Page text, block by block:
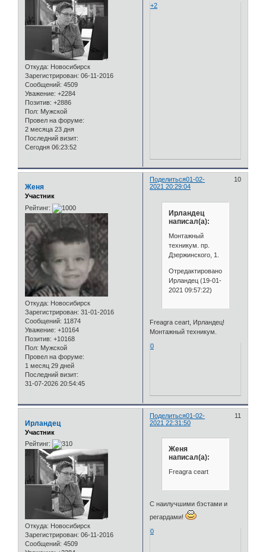
Откуда: Новосибирск
Зарегистрирован: 06-11-2016
Сообщений: 4509
Уважение: +2284
Позитив: +2886
Пол: Мужской
Провел на форуме:
2 месяца 23 дня
Последний визит:
Сегодня 06:23:52
+2
Поделиться 10
01-02-
2021 20:29:04
Женя
Участник
Рейтинг:
Откуда: Новосибирск
Зарегистрирован: 31-01-2016
Сообщений: 11874
Уважение: +10164
Позитив: +10168
Пол: Мужской
Провел на форуме:
1 месяц 29 дней
Последний визит:
31-07-2026 20:54:45
Ирландец
написал(а):
Монтажный
техникум. пр.
Дзержинского, 1.
Отредактировано
Ирландец (19-01-
2021 09:57:22)
Freagra ceart, Ирландец!
Монтажный техникум.
0
Поделиться 11
01-02-
2021 22:31:50
Ирландец
Участник
Рейтинг:
Откуда: Новосибирск
Зарегистрирован: 06-11-2016
Сообщений: 4509
Женя
написал(а):
Freagra ceart
С наилучшими бэстами и
регардами!
0